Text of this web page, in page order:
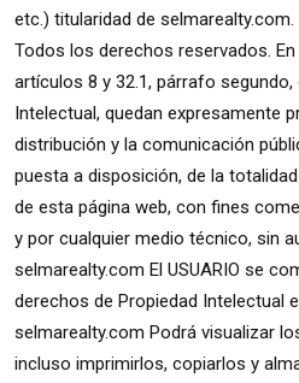
etc.) titularidad de
Todos los derechos reservados.
artículos 8 y 32.1, párrafo segundo,
Intelectual, quedan expresamente
distribución y la comunicación
puesta a disposición, de la
de esta página web, con fines
y por cualquier medio técnico, sin
selmarealty.com El USUARIO se
derechos de Propiedad Intelectual
selmarealty.com Podrá visualizar
incluso imprimirlos, copiarlos y